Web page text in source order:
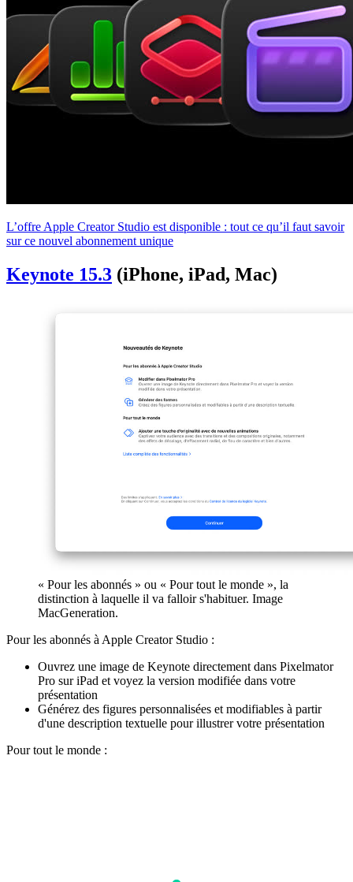
L’offre Apple Creator Studio est disponible : tout ce qu’il faut savoir
sur ce nouvel abonnement unique
Keynote 15.3 (iPhone, iPad, Mac)
« Pour les abonnés » ou « Pour tout le monde », la
distinction à laquelle il va falloir s'habituer. Image
MacGeneration.
Pour les abonnés à Apple Creator Studio :
Ouvrez une image de Keynote directement dans Pixelmator
Pro sur iPad et voyez la version modifiée dans votre
présentation
Générez des figures personnalisées et modifiables à partir
d'une description textuelle pour illustrer votre présentation
Pour tout le monde :